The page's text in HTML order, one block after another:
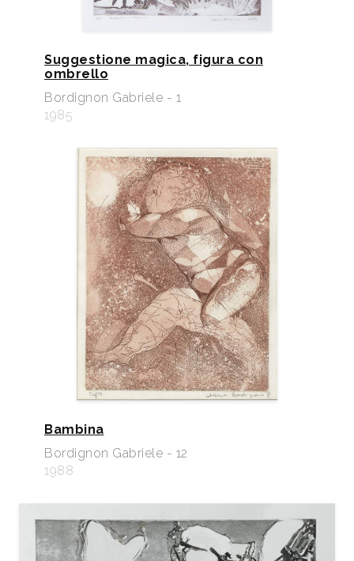
Suggestione magica, figura con
ombrello
Bordignon Gabriele - 1
1985
Bambina
Bordignon Gabriele - 12
1988